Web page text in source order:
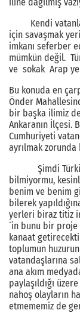
Kendi
için savaşmak
imkanı seferber
mümkün değil.
ve sokak Arap
Bu konuda en
Önder
bir başka ilimiz
Ankaranın İlçesi.
Cumhuriyeti
ayrılmak zorunda
Şimdi Türkiye
bilmiyormu,
benim ve benim
bilerek
yerleri biraz titiz
´in bunu bir proje
kanaat
toplumun
vatandaşlarına
ana akım
paylaşıldığı
nahoş olayların
etmememiz de